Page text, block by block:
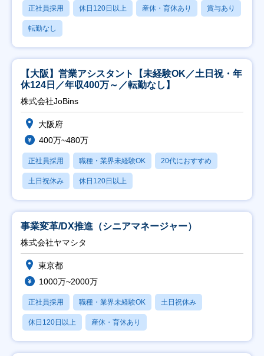
正社員採用 休日120日以上 産休・育休あり 賞与あり
転勤なし
【大阪】営業アシスタント【未経験OK／土日祝・年
休124日／年収400万～／転勤なし】
株式会社JoBins
大阪府
400万~480万
正社員採用 職種・業界未経験OK 20代におすすめ
土日祝休み 休日120日以上
事業変革/DX推進（シニアマネージャー）
株式会社ヤマシタ
東京都
1000万~2000万
正社員採用 職種・業界未経験OK 土日祝休み
休日120日以上 産休・育休あり